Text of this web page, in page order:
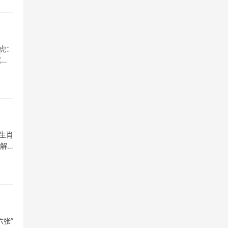
：
肖
张”